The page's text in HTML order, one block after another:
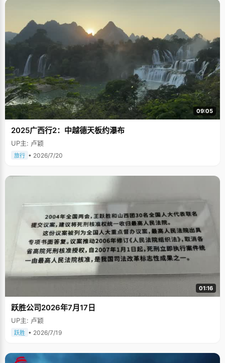
09:05
2025广西行2：中越德天板约瀑布
UP主: 卢颖
旅行 • 2026/7/20
01:16
跃胜公司2026年7月17日
UP主: 卢颖
跃胜 • 2026/7/19